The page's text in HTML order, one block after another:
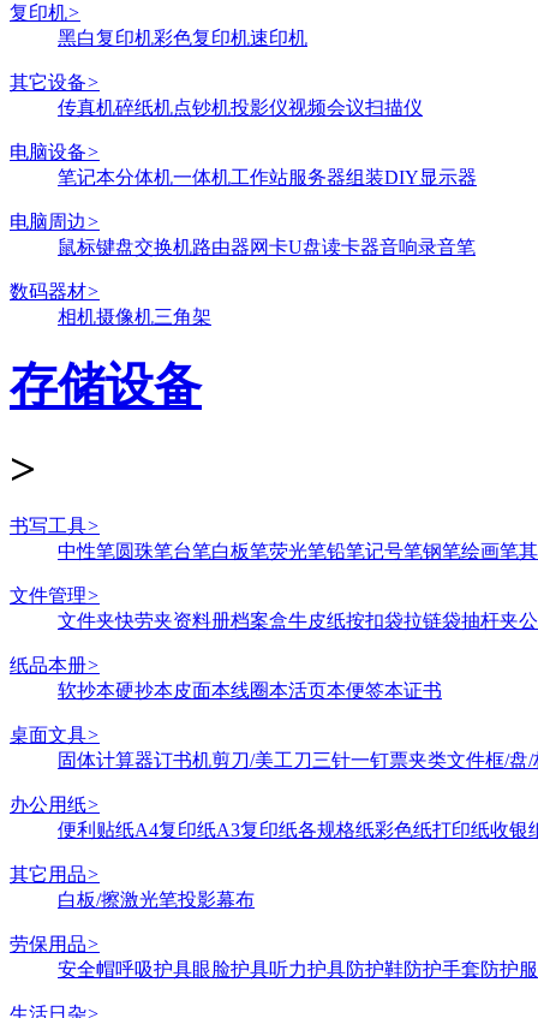
复印机>
黑白复印机彩色复印机速印机
其它设备>
传真机碎纸机点钞机投影仪视频会议扫描仪
电脑设备>
笔记本分体机一体机工作站服务器组装DIY显示器
电脑周边>
鼠标键盘交换机路由器网卡U盘读卡器音响录音笔
数码器材>
相机摄像机三角架
存储设备
>
书写工具>
中性笔圆珠笔台笔白板笔荧光笔铅笔记号笔钢笔绘画笔
文件管理>
文件夹快劳夹资料册档案盒牛皮纸按扣袋拉链袋抽杆夹
纸品本册>
软抄本硬抄本皮面本线圈本活页本便签本证书
桌面文具>
固体计算器订书机剪刀/美工刀三针一钉票夹类文件框/盘/
办公用纸>
便利贴纸A4复印纸A3复印纸各规格纸彩色纸打印纸收银
其它用品>
白板/擦激光笔投影幕布
劳保用品>
安全帽呼吸护具眼脸护具听力护具防护鞋防护手套防护服
生活日杂>